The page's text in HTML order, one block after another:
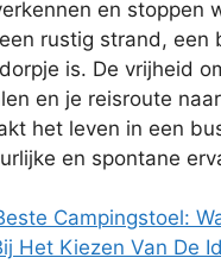
en stoppen
rustig strand, een
is. De vrijheid
en je reisroute
het leven in een
en spontane
Campingstoel:
Het Kiezen Van De